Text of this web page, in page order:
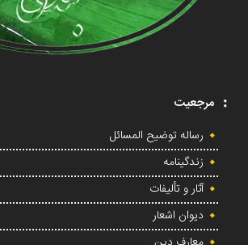
مرجعیت
رساله توضیح المسائل
زندگینامه
آثار و تألیفات
دیوان اشعار